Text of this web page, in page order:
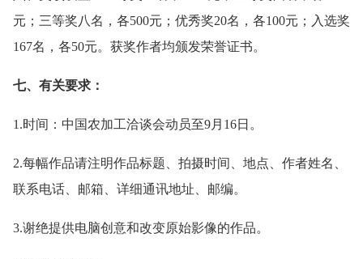
元；三等奖八名，各500元；优秀奖20名，各100元；入选奖
167名，各50元。获奖作者均颁发荣誉证书。
七、有关要求：
1.时间：中国农加工洽谈会动员至9月16日。
2.每幅作品请注明作品标题、拍摄时间、地点、作者姓名、
联系电话、邮箱、详细通讯地址、邮编。
3.谢绝提供电脑创意和改变原始影像的作品。